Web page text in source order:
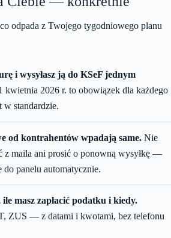
odpada z Twojego tygodniowego planu
i wysyłasz ją do KSeF jednym
kwietnia 2026 r. to obowiązek dla każdego
standardzie.
od kontrahentów wpadają same. Nie
z maila ani prosić o ponowną wysyłkę —
do panelu automatycznie.
masz zapłacić podatku i kiedy.
ZUS — z datami i kwotami, bez telefonu